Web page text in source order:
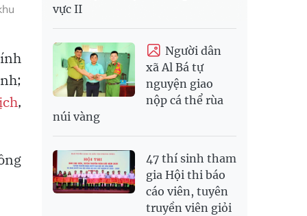
,
vực II
Người dân
xã Al Bá tự
nguyện giao
nộp cá thể rùa
núi vàng
47 thí sinh tham
gia Hội thi báo
cáo viên, tuyên
truyền viên giỏi